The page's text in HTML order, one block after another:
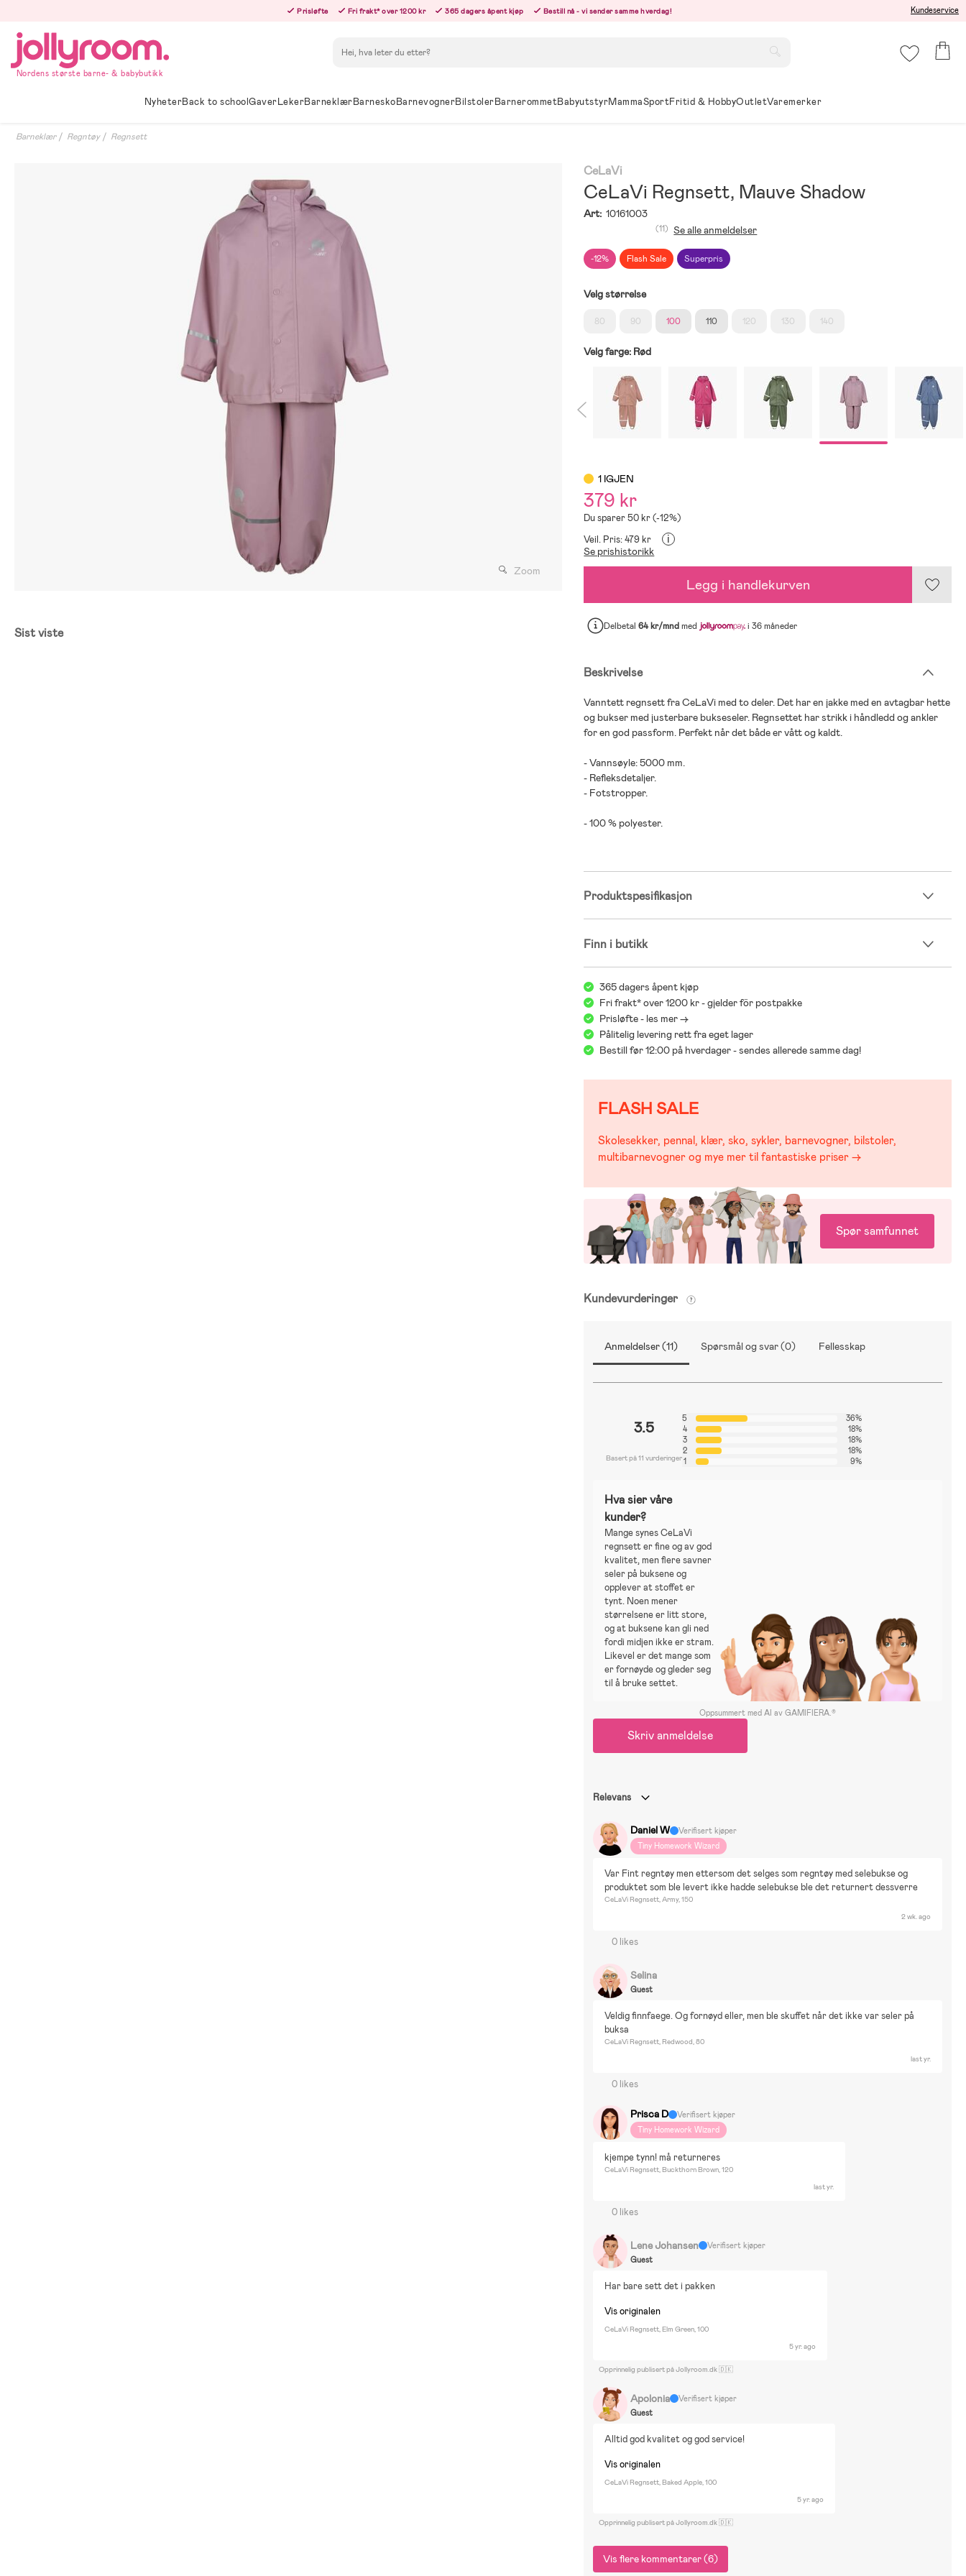
innehållet
Prisløfte Fri frakt* over 1200 kr 365 dagers åpent kjøp Bestill nå - vi sender samme hverdag! Kundeservice
Nordens største barne- & babybutikk
NyheterBack to schoolGaverLekerBarneklærBarneskoBarnevognerBilstolerBarnerommetBabyutstyrMammaSportFritid & HobbyOutletVaremerker
Barneklær Regntøy Regnsett
Zoom
Sist viste
CeLaVi
CeLaVi Regnsett, Mauve Shadow
Art: 10161003
-12% Flash Sale Superpris
(11) Se alle anmeldelser
Velg størrelse
80 90 100 110 120 130 140
Velg farge: Rød
1 IGJEN
379 kr
Du sparer 50 kr (-12%)
Veil. Pris: 479 kr
i
Se prishistorikk
Legg i handlekurven
Delbetal64 kr/mnd med i 36 måneder
Beskrivelse
Vanntett regnsett fra CeLaVi med to deler. Det har en jakke med en avtagbar hette
og bukser med justerbare bukseseler. Regnsettet har strikk i håndledd og ankler
for en god passform. Perfekt når det både er vått og kaldt.
- Vannsøyle: 5000 mm.
- Refleksdetaljer.
- Fotstropper.
- 100 % polyester.
Produktspesifikasjon
Finn i butikk
365 dagers åpent kjøp
Fri frakt* over 1200 kr - gjelder för postpakke
Prisløfte - les mer ->
Pålitelig levering rett fra eget lager
Bestill før 12:00 på hverdager - sendes allerede samme dag!
FLASH SALE
Skolesekker, pennal, klær, sko, sykler, barnevogner, bilstoler,
multibarnevogner og mye mer til fantastiske priser →
Spør samfunnet
Kundevurderinger
Anmeldelser (11) Spørsmål og svar (0) Fellesskap
3.5
Basert på 11 vurderinger
5
36%
4
18%
3
18%
2
18%
1
9%
Hva sier våre
kunder?
Mange synes CeLaVi
regnsett er fine og av god
kvalitet, men flere savner
seler på buksene og
opplever at stoffet er
tynt. Noen mener
størrelsene er litt store,
og at buksene kan gli ned
fordi midjen ikke er stram.
Likevel er det mange som
er fornøyde og gleder seg
til å bruke settet.
Oppsummert med AI av GAMIFIERA.®
Skriv anmeldelse
Relevans
Daniel W
Verifisert kjøper
Tiny Homework Wizard
Var Fint regntøy men ettersom det selges som regntøy med selebukse og
produktet som ble levert ikke hadde selebukse ble det returnert dessverre
CeLaVi Regnsett, Army, 150
2 wk. ago
0 likes
Selina
Guest
Veldig finnfaege. Og fornøyd eller, men ble skuffet når det ikke var seler på
buksa
CeLaVi Regnsett, Redwood, 80
last yr.
0 likes
Prisca D
Verifisert kjøper
Tiny Homework Wizard
kjempe tynn! må returneres
CeLaVi Regnsett, Buckthorn Brown, 120
last yr.
0 likes
Lene Johansen
Verifisert kjøper
Guest
Har bare sett det i pakken
Vis originalen
CeLaVi Regnsett, Elm Green, 100
5 yr. ago
Opprinnelig publisert på Jollyroom.dk 🇩🇰
Apolonia
Verifisert kjøper
Guest
Alltid god kvalitet og god service!
Vis originalen
CeLaVi Regnsett, Baked Apple, 100
5 yr. ago
Opprinnelig publisert på Jollyroom.dk 🇩🇰
Vis flere kommentarer (6)